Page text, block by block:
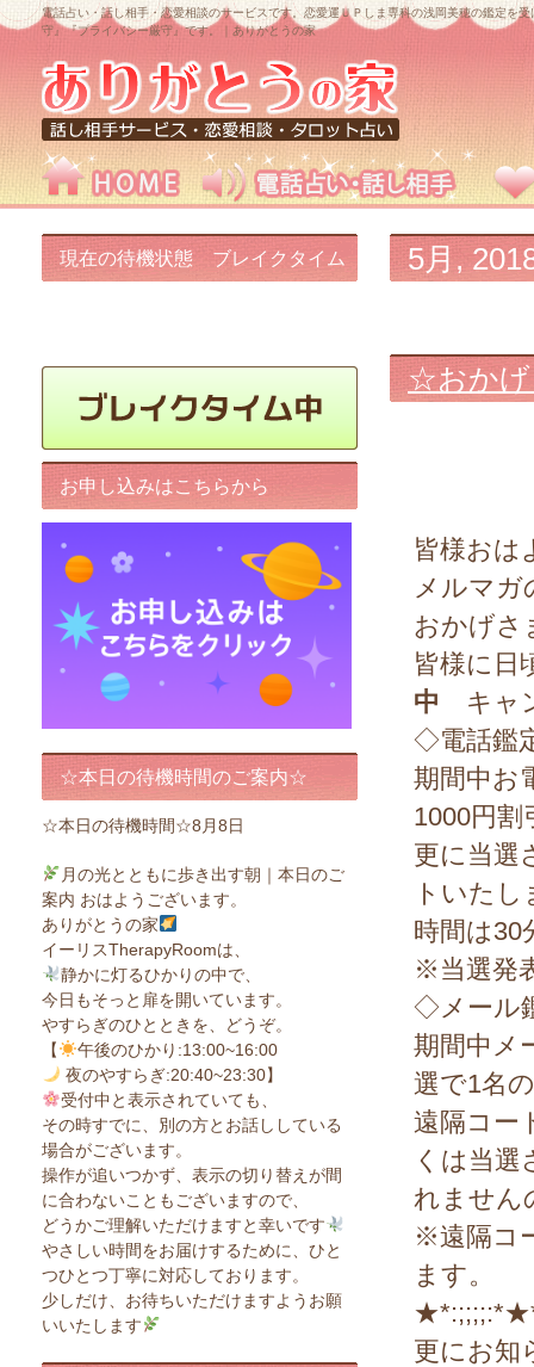
電話占い・話し相手・恋愛相談のサービスです。恋愛運ＵＰしま専科の浅岡美穂の鑑定
守』『プライバシー厳守』です。｜ありがとうの家
5月,
☆おかげ
皆様おは
メルマガ
おかげさ
皆様に日
中 キャ
◇電話鑑
期間中お
1000円割
更に当選
トいたし
時間は30
※当選発
◇メール
期間中メ
選で1名
遠隔コー
くは当
れません
※遠隔コ
ます。
更にお知
現在の待機状態 ブレイクタイム
お申し込みはこちらから
☆本日の待機時間のご案内☆
☆本日の待機時間☆8月8日
月の光とともに歩き出す朝｜本日のご
案内 おはようございます。
ありがとうの家
イーリスTherapyRoomは、
静かに灯るひかりの中で、
今日もそっと扉を開いています。
やすらぎのひとときを、どうぞ。
【
午後のひかり:13:00~16:00
夜のやすらぎ:20:40~23:30】
受付中と表示されていても、
その時すでに、別の方とお話ししている
場合がございます。
操作が追いつかず、表示の切り替えが間
に合わないこともございますので、
どうかご理解いただけますと幸いです
やさしい時間をお届けするために、ひと
つひとつ丁寧に対応しております。
少しだけ、お待ちいただけますようお願
いいたします